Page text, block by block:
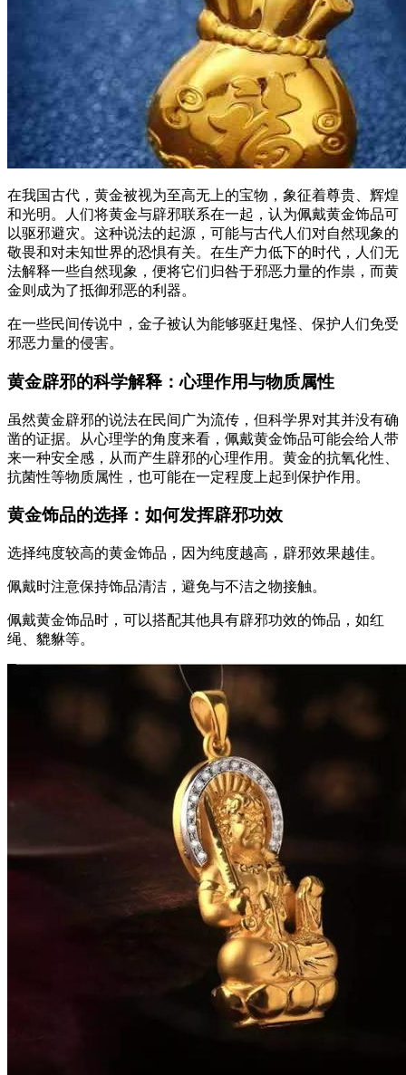
在我国古代，黄金被视为至高无上的宝物，象征着尊贵、辉煌
和光明。人们将黄金与辟邪联系在一起，认为佩戴黄金饰品可
以驱邪避灾。这种说法的起源，可能与古代人们对自然现象的
敬畏和对未知世界的恐惧有关。在生产力低下的时代，人们无
法解释一些自然现象，便将它们归咎于邪恶力量的作祟，而黄
金则成为了抵御邪恶的利器。
在一些民间传说中，金子被认为能够驱赶鬼怪、保护人们免受
邪恶力量的侵害。
黄金辟邪的科学解释：心理作用与物质属性
虽然黄金辟邪的说法在民间广为流传，但科学界对其并没有确
凿的证据。从心理学的角度来看，佩戴黄金饰品可能会给人带
来一种安全感，从而产生辟邪的心理作用。黄金的抗氧化性、
抗菌性等物质属性，也可能在一定程度上起到保护作用。
黄金饰品的选择：如何发挥辟邪功效
选择纯度较高的黄金饰品，因为纯度越高，辟邪效果越佳。
佩戴时注意保持饰品清洁，避免与不洁之物接触。
佩戴黄金饰品时，可以搭配其他具有辟邪功效的饰品，如红
绳、貔貅等。